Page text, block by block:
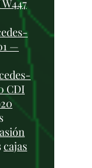
—
CDI
cajas